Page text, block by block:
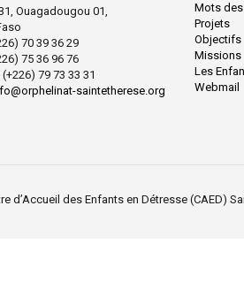
Ouagadougou 01,
70 39 36 29
75 36 96 76
79 73 33 31
saintetherese.org
Mots
Projets
Objectifs
Missions
Les
Webmail
d’Accueil des Enfants en Détresse (CAED)